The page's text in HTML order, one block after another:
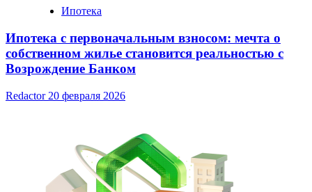
Ипотека
Ипотека с первоначальным взносом: мечта о
собственном жилье становится реальностью с
Возрождение Банком
Redactor 20 февраля 2026